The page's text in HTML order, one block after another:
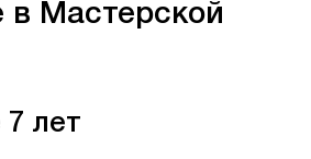
в Мастерской
лет